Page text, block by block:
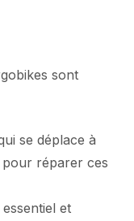
sont
se déplace à
réparer ces
et